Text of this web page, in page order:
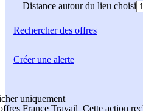
Distance autour du lieu choisi
Rechercherdes offres
uniquement
France Travail Cette action
Créer une alerte